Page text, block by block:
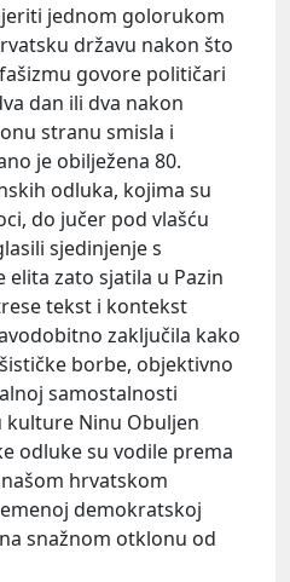
jednom golorukom
državu nakon što
govore političari
dan ili dva nakon
stranu smisla i
je obilježena 80.
odluka, kojima su
do jučer pod vlašću
sjedinjenje s
elita zato sjatila u Pazin
tekst i kontekst
zaključila kako
borbe, objektivno
samostalnosti
kulture Ninu Obuljen
odluke su vodile prema
hrvatskom
demokratskoj
snažnom otklonu od